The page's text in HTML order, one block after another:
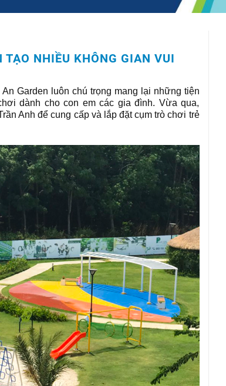
NHIỀU KHÔNG GIAN VUI
Garden luôn chú trọng mang lại những tiện
dành cho con em các gia đình. Vừa qua,
Anh để cung cấp và lắp đặt cụm trò chơi trẻ